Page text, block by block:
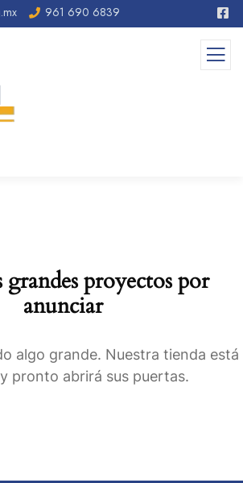
961 690 6839
proyectos por
anunciar
algo grande. Nuestra tienda está
pronto abrirá sus puertas.